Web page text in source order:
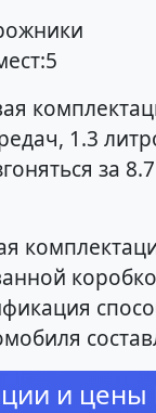
1.3
за
и цены